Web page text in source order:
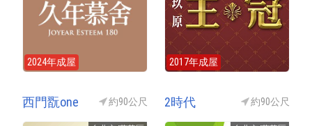
2024年成屋 2017年成屋
西門翫one 約90公尺 2時代 約90公尺